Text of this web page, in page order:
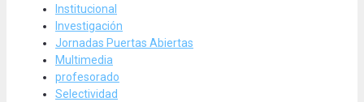
Institucional
Investigación
Jornadas Puertas Abiertas
Multimedia
profesorado
Selectividad